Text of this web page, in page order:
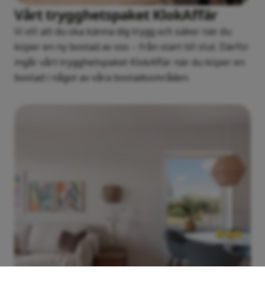
Vårt trygghetspaket KlokAffär
Vi vill att du ska känna dig trygg och säker när du
köper en ny bostad av oss – från start till slut. Därför
ingår vårt trygghetspaket KlokAffär när du köper en
bostad i något av våra bostadsområden.